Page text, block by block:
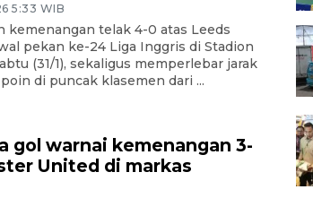
5:33 WIB
kemenangan telak 4-0 atas Leeds
pekan ke-24 Liga Inggris di Stadion
(31/1), sekaligus memperlebar jarak
di puncak klasemen dari ...
gol warnai kemenangan 3-
United di markas